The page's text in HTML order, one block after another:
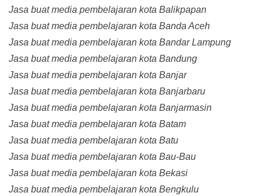
Jasa buat media pembelajaran kota Balikpapan
Jasa buat media pembelajaran kota Banda Aceh
Jasa buat media pembelajaran kota Bandar Lampung
Jasa buat media pembelajaran kota Bandung
Jasa buat media pembelajaran kota Banjar
Jasa buat media pembelajaran kota Banjarbaru
Jasa buat media pembelajaran kota Banjarmasin
Jasa buat media pembelajaran kota Batam
Jasa buat media pembelajaran kota Batu
Jasa buat media pembelajaran kota Bau-Bau
Jasa buat media pembelajaran kota Bekasi
Jasa buat media pembelajaran kota Bengkulu